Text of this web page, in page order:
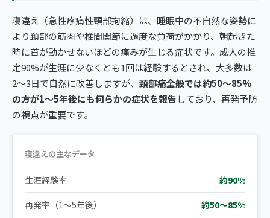
寝違え（急性疼痛性頸部拘縮）は、睡眠中の不自然な姿勢に
より頚部の筋肉や椎間関節に過度な負荷がかかり、朝起きた
時に首が動かせないほどの痛みが生じる症状です。成人の推
定90%が生涯に少なくとも1回は経験するとされ、大多数は
2〜3日で自然に改善しますが、 頸部痛全般では約50〜85%
の方が1〜5年後にも何らかの症状を報告しており、再発予防
の視点が重要です。
寝違えの主なデータ
生涯経験率 約90%
再発率（1〜5年後） 約50〜85%